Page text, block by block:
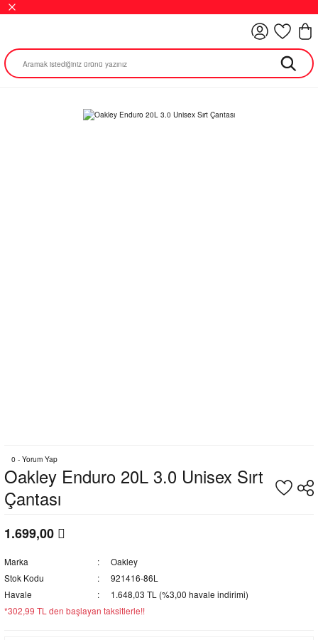
0 - Yorum Yap
Oakley Enduro 20L 3.0 Unisex Sırt
Çantası
1.699,00
Marka
Oakley
Stok Kodu
921416-86L
Havale
1.648,03 TL (%3,00 havale indirimi)
*302,99 TL den başlayan taksitlerle!!